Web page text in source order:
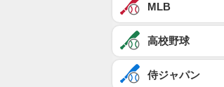
MLB
高校野球
侍ジャパン